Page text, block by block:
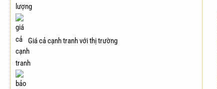
Giá cả cạnh tranh với thị trường